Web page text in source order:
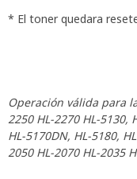
* El toner quedara
Operación válida para
2250 HL-2270 HL-5130,
HL-5170DN, HL-5180,
2050 HL-2070 HL-2035